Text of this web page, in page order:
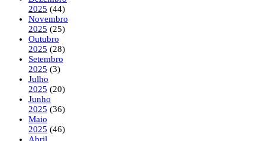
2025 (44)
Novembro
2025 (25)
Outubro
2025 (28)
Setembro
2025 (3)
Julho
2025 (20)
Junho
2025 (36)
Maio
2025 (46)